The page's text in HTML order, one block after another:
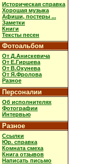
Историческая справка
Хорошая музыка
Афиши, постеры ...
Заметки
Книги
Тексты песен
Фотоальбом
От Д.Анискевича
От Е.Гиршева
От В.Окунева
От Я.Фролова
Разное
Персоналии
Об исполнителях
Фотографии
Интервью
Разное
Ссылки
Юр. справка
Комната смеха
Книга отзывов
Написать письмо